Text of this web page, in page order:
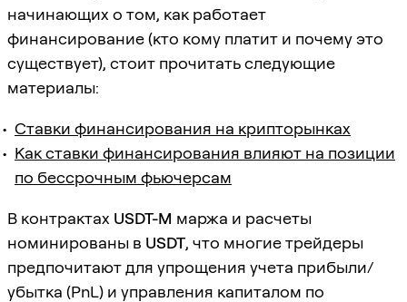
начинающих о том, как работает
финансирование (кто кому платит и почему это
существует), стоит прочитать следующие
материалы:
Ставки финансирования на крипторынках
Как ставки финансирования влияют на позиции
по бессрочным фьючерсам
В контрактах USDT-M маржа и расчеты
номинированы в USDT, что многие трейдеры
предпочитают для упрощения учета прибыли/
убытка (PnL) и управления капиталом по